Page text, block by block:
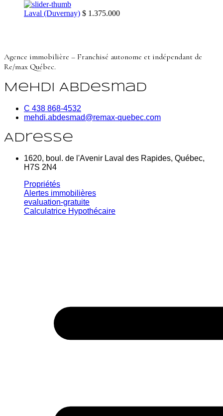
Laval (Duvernay) $ 1.375.000
Agence immobilière – Franchisé autonome et indépendant de
Re/max Québec.
Mehdi Abdesmad
C 438 868-4532
mehdi.abdesmad@remax-quebec.com
Adresse
1620, boul. de l'Avenir Laval des Rapides, Québec,
H7S 2N4
Propriétés
Alertes immobilières
evaluation-gratuite
Calculatrice Hypothécaire